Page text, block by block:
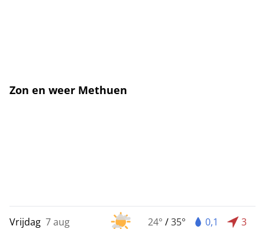
Zon en weer Methuen
Vrijdag 7 aug 24° /35° 0,1 3